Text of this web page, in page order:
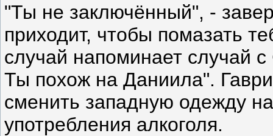
"Ты не заключённый", -
приходит, чтобы помазать
случай напоминает случай
Ты похож на Даниила".
сменить западную одежду
употребления алкоголя.